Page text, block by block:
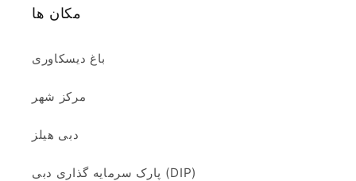
مکان ها
باغ دیسکاوری
مرکز شهر
دبی هیلز
پارک سرمایه گذاری دبی (DIP)